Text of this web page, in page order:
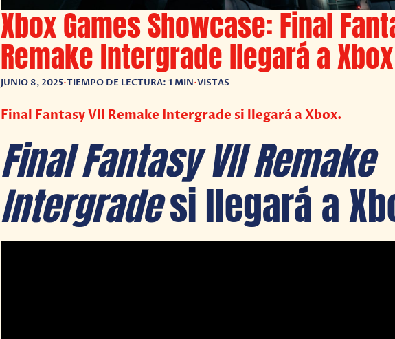
Xbox Games Showcase: Final
Remake Intergrade llegará a Xbox
JUNIO 8, 2025•TIEMPO DE LECTURA: 1 MIN•VISTAS
Final Fantasy VII Remake Intergrade si llegará a Xbox.
Final Fantasy VII Remake
Intergradesi llegará a